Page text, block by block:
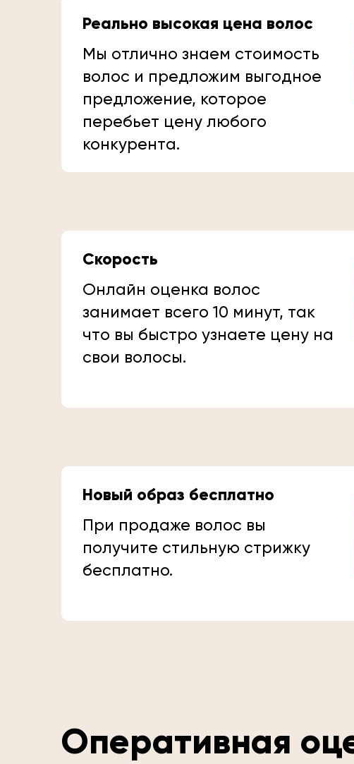
Реально высокая цена волос
Мы отлично знаем стоимость
волос и предложим выгодное
предложение, которое
перебьет цену любого
конкурента.
Скорость
Онлайн оценка волос
занимает всего 10 минут, так
что вы быстро узнаете цену на
свои волосы.
Новый образ бесплатно
При продаже волос вы
получите стильную стрижку
бесплатно.
Оперативная